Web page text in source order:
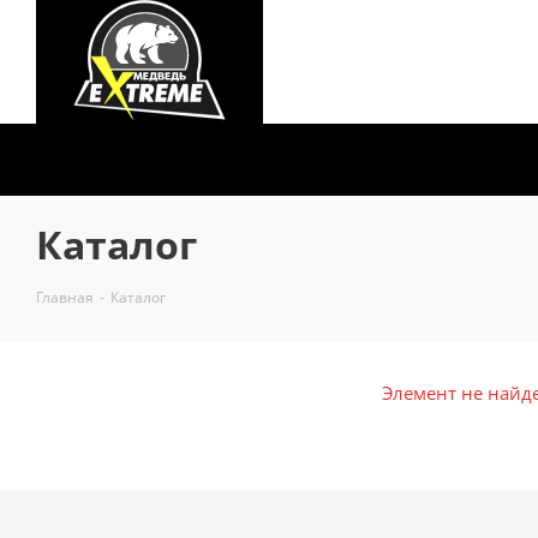
Каталог
Главная - Каталог
Элемент не